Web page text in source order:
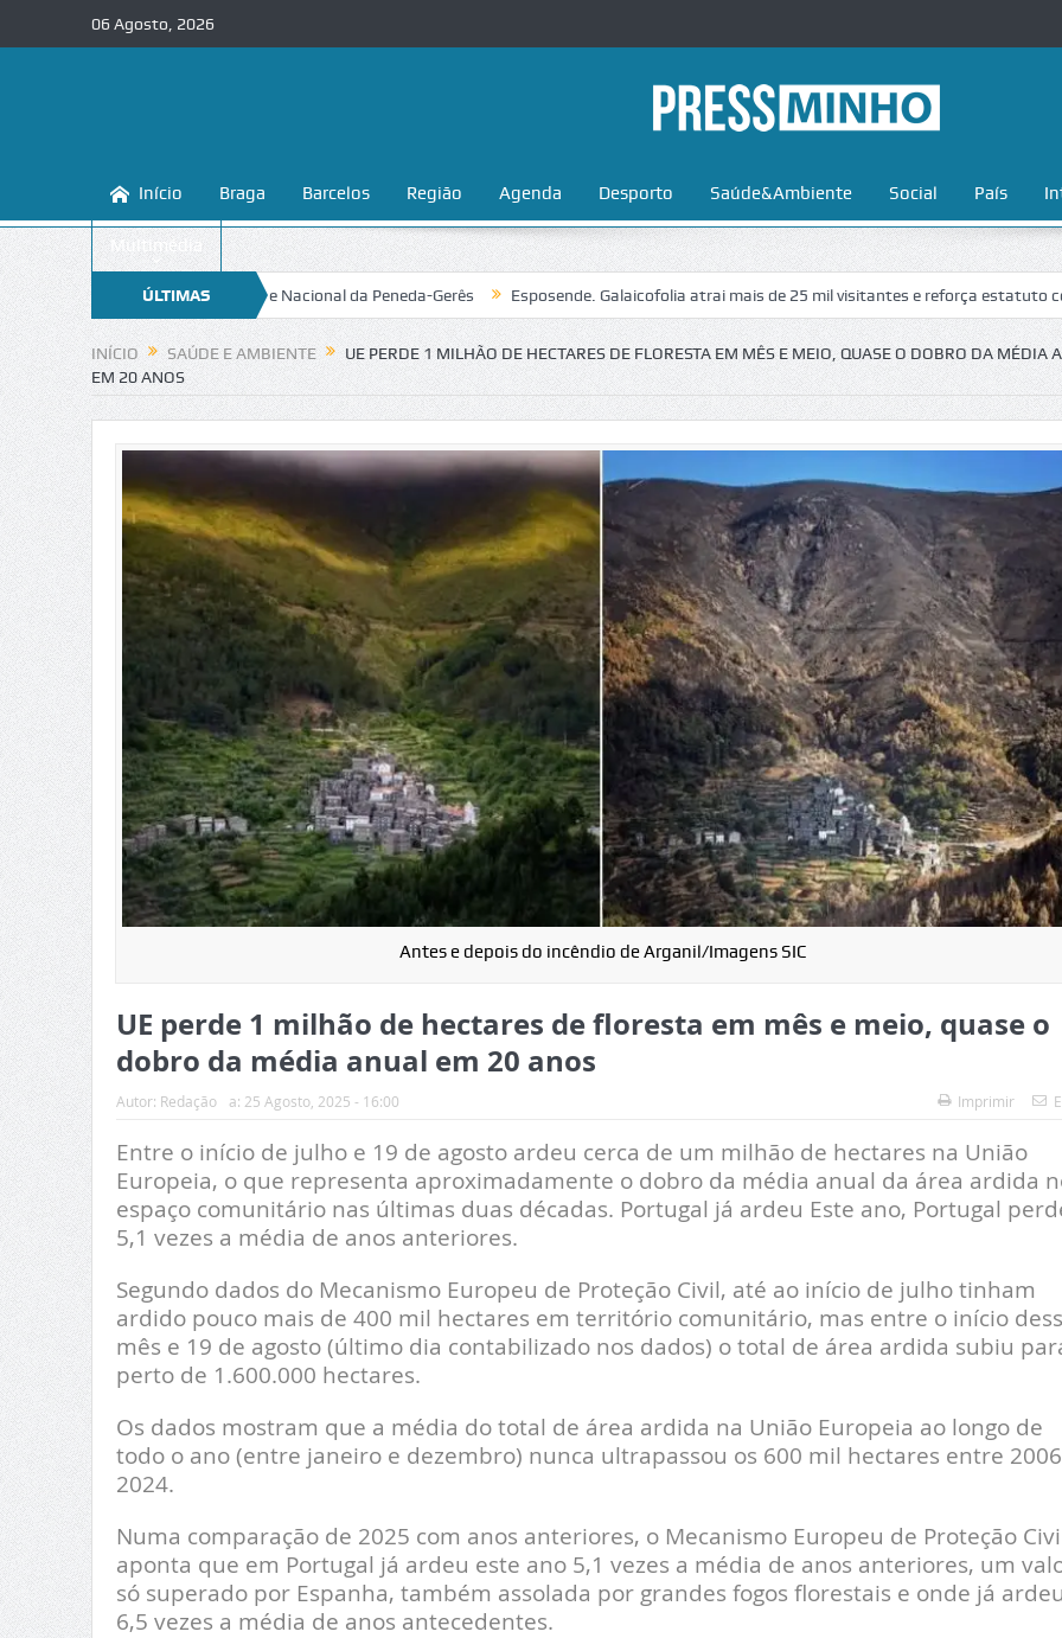
06 Agosto, 2026
Início Braga Barcelos Região Agenda Desporto Saúde&Ambiente Social País
Multimédia
ÚLTIMAS
NOTÍCIAS
a Portugal no Parque Nacional da Peneda-Gerês Esposende. Galaicofolia atrai mais de 25 mil visitantes e reforça estatuto como
INÍCIO SAÚDE E AMBIENTE
UE PERDE 1 MILHÃO DE HECTARES DE FLORESTA EM MÊS E MEIO, QUASE O DOBRO DA MÉDIA
EM 20 ANOS
Antes e depois do incêndio de Arganil/Imagens SIC
UE perde 1 milhão de hectares de floresta em mês e meio, quase o
dobro da média anual em 20 anos
Autor: Redação a: 25 Agosto, 2025 - 16:00 Imprimir
Entre o início de julho e 19 de agosto ardeu cerca de um milhão de hectares na União
Europeia, o que representa aproximadamente o dobro da média anual da área ardida
espaço comunitário nas últimas duas décadas. Portugal já ardeu Este ano, Portugal
5,1 vezes a média de anos anteriores.
Segundo dados do Mecanismo Europeu de Proteção Civil, até ao início de julho tinham
ardido pouco mais de 400 mil hectares em território comunitário, mas entre o início
mês e 19 de agosto (último dia contabilizado nos dados) o total de área ardida subiu
perto de 1.600.000 hectares.
Os dados mostram que a média do total de área ardida na União Europeia ao longo de
todo o ano (entre janeiro e dezembro) nunca ultrapassou os 600 mil hectares entre
2024.
Numa comparação de 2025 com anos anteriores, o Mecanismo Europeu de Proteção
aponta que em Portugal já ardeu este ano 5,1 vezes a média de anos anteriores, um
só superado por Espanha, também assolada por grandes fogos florestais e onde já
6,5 vezes a média de anos antecedentes.